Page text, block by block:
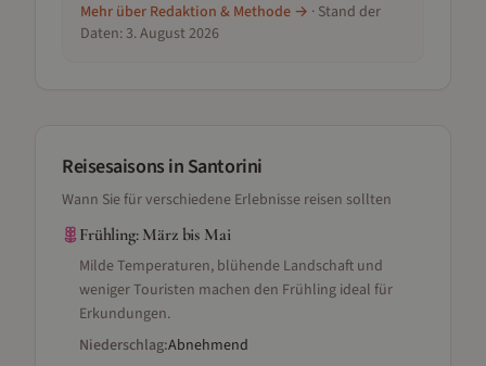
Mehr über Redaktion & Methode → · Stand der
Daten: 3. August 2026
Reisesaisons in Santorini
Wann Sie für verschiedene Erlebnisse reisen sollten
Frühling: März bis Mai
Milde Temperaturen, blühende Landschaft und
weniger Touristen machen den Frühling ideal für
Erkundungen.
Niederschlag:Abnehmend